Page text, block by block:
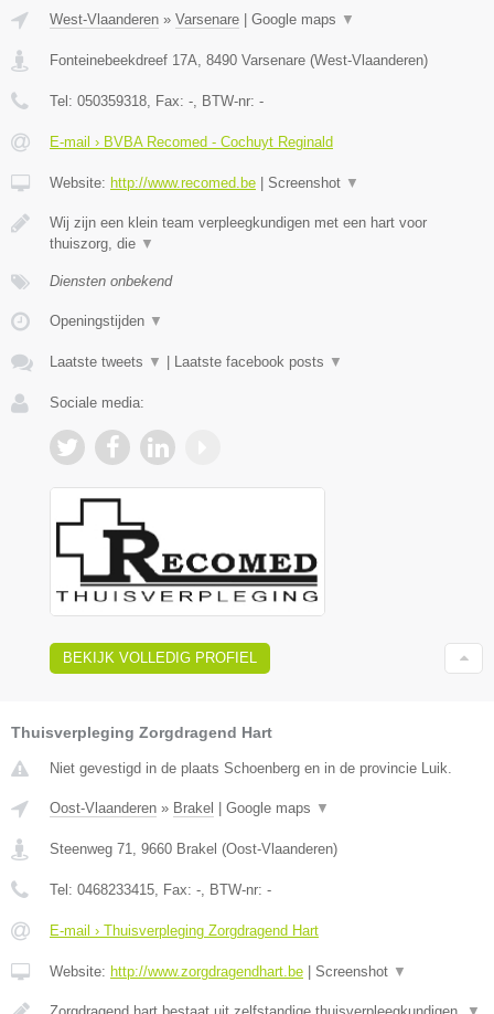
West-Vlaanderen » Varsenare | Google maps ▼
Fonteinebeekdreef 17A 8490 Varsenare (West-Vlaanderen)
Tel: 050359318 , Fax: - , BTW-nr: -
E-mail › BVBA Recomed - Cochuyt Reginald
Website: http://www.recomed.be | Screenshot ▼
Wij zijn een klein team verpleegkundigen met een hart voor
thuiszorg, die ▼
Diensten onbekend
Openingstijden ▼
Laatste tweets ▼ | Laatste facebook posts ▼
Sociale media:
BEKIJK VOLLEDIG PROFIEL
Thuisverpleging Zorgdragend Hart
Niet gevestigd in de plaats Schoenberg en in de provincie Luik.
Oost-Vlaanderen » Brakel | Google maps ▼
Steenweg 71 9660 Brakel (Oost-Vlaanderen)
Tel: 0468233415 , Fax: - , BTW-nr: -
E-mail › Thuisverpleging Zorgdragend Hart
Website: http://www.zorgdragendhart.be | Screenshot ▼